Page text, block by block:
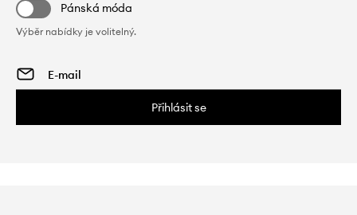
Pánská móda
Výběr nabídky je volitelný.
Přihlásit se